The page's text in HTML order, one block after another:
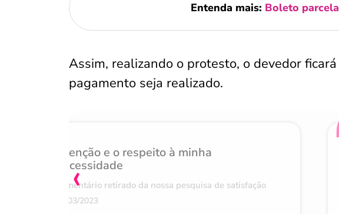
Entenda mais: Boleto
Assim, realizando o protesto, o devedor ficará
pagamento seja realizado.
Atenção e o respeito à minha
necessidade
Comentário retirado da nossa pesquisa de satisfação
07/03/2023
‹